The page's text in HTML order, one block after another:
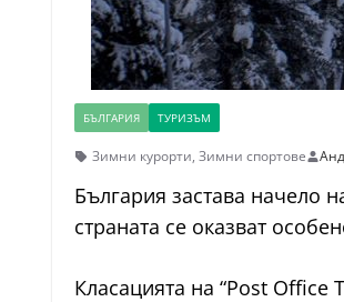
БЪЛГАРИЯ ТУРИЗЪМ
Зимни курорти, Зимни спортове
България застава начело
страната се оказват
Класацията на “Post